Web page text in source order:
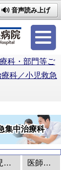
音声読み上げ
科・部門等ご
科／小児救急
集中治療科
小児救急集中治療科 医師紹介